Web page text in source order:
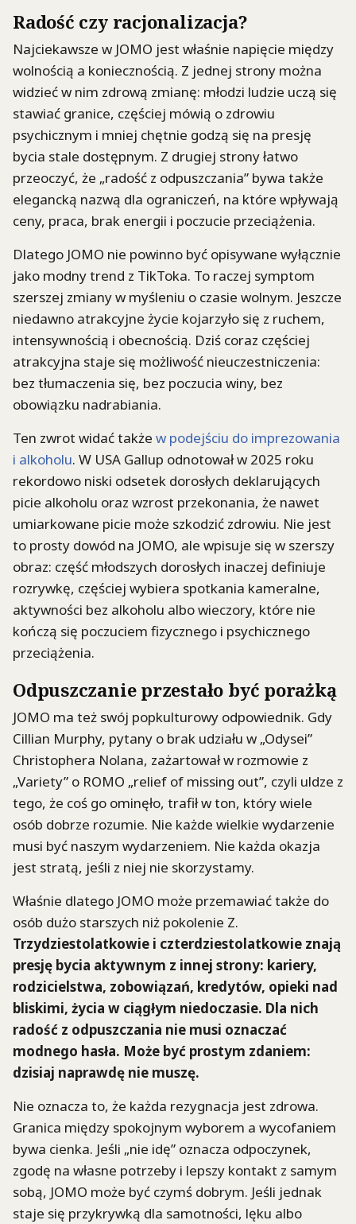
Radość czy racjonalizacja?
Najciekawsze w JOMO jest właśnie napięcie między
wolnością a koniecznością. Z jednej strony można
widzieć w nim zdrową zmianę: młodzi ludzie uczą się
stawiać granice, częściej mówią o zdrowiu
psychicznym i mniej chętnie godzą się na presję
bycia stale dostępnym. Z drugiej strony łatwo
przeoczyć, że „radość z odpuszczania” bywa także
elegancką nazwą dla ograniczeń, na które wpływają
ceny, praca, brak energii i poczucie przeciążenia.
Dlatego JOMO nie powinno być opisywane wyłącznie
jako modny trend z TikToka. To raczej symptom
szerszej zmiany w myśleniu o czasie wolnym. Jeszcze
niedawno atrakcyjne życie kojarzyło się z ruchem,
intensywnością i obecnością. Dziś coraz częściej
atrakcyjna staje się możliwość nieuczestniczenia:
bez tłumaczenia się, bez poczucia winy, bez
obowiązku nadrabiania.
Ten zwrot widać także w podejściu do imprezowania
i alkoholu. W USA Gallup odnotował w 2025 roku
rekordowo niski odsetek dorosłych deklarujących
picie alkoholu oraz wzrost przekonania, że nawet
umiarkowane picie może szkodzić zdrowiu. Nie jest
to prosty dowód na JOMO, ale wpisuje się w szerszy
obraz: część młodszych dorosłych inaczej definiuje
rozrywkę, częściej wybiera spotkania kameralne,
aktywności bez alkoholu albo wieczory, które nie
kończą się poczuciem fizycznego i psychicznego
przeciążenia.
Odpuszczanie przestało być porażką
JOMO ma też swój popkulturowy odpowiednik. Gdy
Cillian Murphy, pytany o brak udziału w „Odysei”
Christophera Nolana, zażartował w rozmowie z
„Variety” o ROMO „relief of missing out”, czyli uldze z
tego, że coś go ominęło, trafił w ton, który wiele
osób dobrze rozumie. Nie każde wielkie wydarzenie
musi być naszym wydarzeniem. Nie każda okazja
jest stratą, jeśli z niej nie skorzystamy.
Właśnie dlatego JOMO może przemawiać także do
osób dużo starszych niż pokolenie Z.
Trzydziestolatkowie i czterdziestolatkowie znają
presję bycia aktywnym z innej strony: kariery,
rodzicielstwa, zobowiązań, kredytów, opieki nad
bliskimi, życia w ciągłym niedoczasie. Dla nich
radość z odpuszczania nie musi oznaczać
modnego hasła. Może być prostym zdaniem:
dzisiaj naprawdę nie muszę.
Nie oznacza to, że każda rezygnacja jest zdrowa.
Granica między spokojnym wyborem a wycofaniem
bywa cienka. Jeśli „nie idę” oznacza odpoczynek,
zgodę na własne potrzeby i lepszy kontakt z samym
sobą, JOMO może być czymś dobrym. Jeśli jednak
staje się przykrywką dla samotności, lęku albo